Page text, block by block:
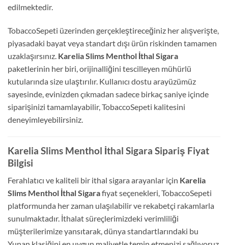
edilmektedir.
TobaccoSepeti üzerinden gerçekleştireceğiniz her alışverişte,
piyasadaki bayat veya standart dışı ürün riskinden tamamen
uzaklaşırsınız. Karelia Slims Menthol İthal Sigara
paketlerinin her biri, orijinalliğini tescilleyen mühürlü
kutularında size ulaştırılır. Kullanıcı dostu arayüzümüz
sayesinde, evinizden çıkmadan sadece birkaç saniye içinde
siparişinizi tamamlayabilir, TobaccoSepeti kalitesini
deneyimleyebilirsiniz.
Karelia Slims Menthol İthal Sigara Sipariş Fiyat
Bilgisi
Ferahlatıcı ve kaliteli bir ithal sigara arayanlar için Karelia
Slims Menthol İthal Sigarafiyat seçenekleri, TobaccoSepeti
platformunda her zaman ulaşılabilir ve rekabetçi rakamlarla
sunulmaktadır. İthalat süreçlerimizdeki verimliliği
müşterilerimize yansıtarak, dünya standartlarındaki bu